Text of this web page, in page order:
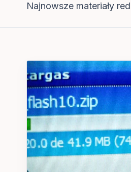
Najnowsze materiały